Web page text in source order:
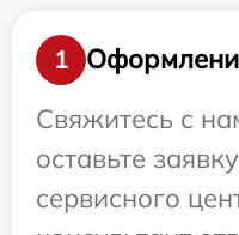
1
Свяжитесь с
оставьте
сервисного